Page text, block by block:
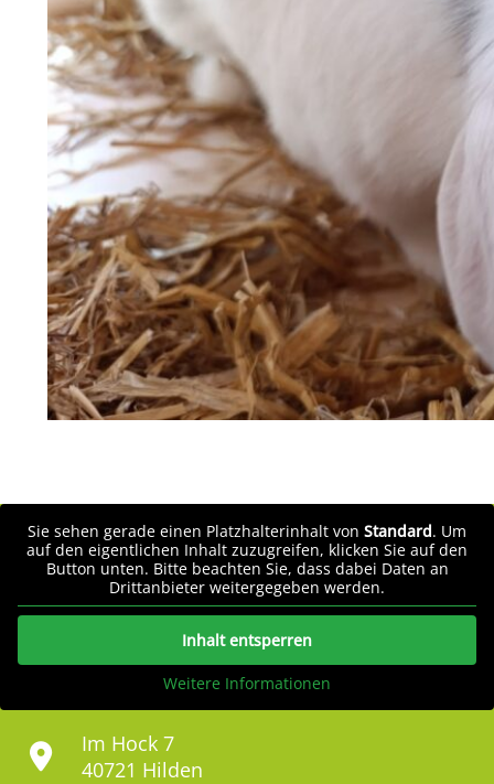
Sie sehen gerade einen Platzhalterinhalt von Standard. Um
auf den eigentlichen Inhalt zuzugreifen, klicken Sie auf den
Button unten. Bitte beachten Sie, dass dabei Daten an
Drittanbieter weitergegeben werden.
Inhalt entsperren
Weitere Informationen
Im Hock 7
40721 Hilden